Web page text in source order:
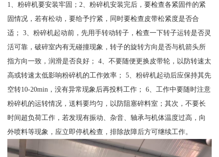
1、粉碎机要安装牢固；2、粉碎机安装完后，要检查各紧固件的紧
固情况，若有松动，要给予拧紧，同时要检查皮带松紧度是否合
适； 3、粉碎机起动前，先用手转动转子，检查一下转子运转是否灵
活可靠，破碎室内有无碰撞现象，转子的旋转方向是否与机箭头所
指方向一致，润滑是否良好； 4、不要随便更换皮带轮，以防转速太
高或转速太低影响粉碎机的工作效率； 5、粉碎机起动后应保持其先
空转10-20min，没有异常现象后再投料工作； 6、工作中要随时注意
粉碎机的运转情况，送料要均匀，以防阻塞碎料室；其次，不要长
时间超负荷工作，若发现有振动、杂音、轴承与机体温度过高，向
外喷料等现象，应立即停机检查，排除故障后方可继续工作。